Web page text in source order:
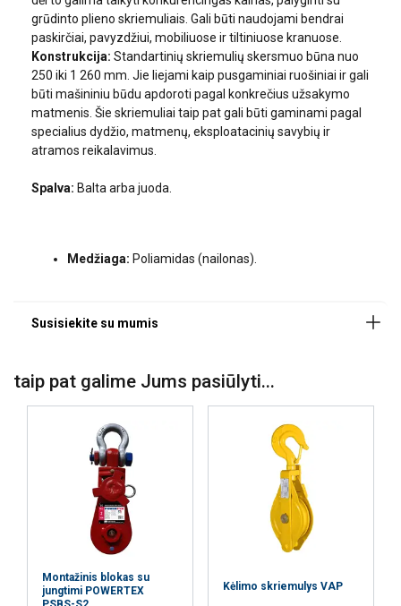
grūdinto plieno skriemuliais. Gali būti naudojami bendrai
paskirčiai, pavyzdžiui, mobiliuose ir tiltiniuose kranuose.
Konstrukcija: Standartinių skriemulių skersmuo būna nuo
250 iki 1 260 mm. Jie liejami kaip pusgaminiai ruošiniai ir gali
būti mašininiu būdu apdoroti pagal konkrečius užsakymo
matmenis. Šie skriemuliai taip pat gali būti gaminami pagal
specialius dydžio, matmenų, eksploatacinių savybių ir
atramos reikalavimus.
Spalva: Balta arba juoda.
Medžiaga: Poliamidas (nailonas).
Vardas
Pavardė
El. paštas
Pateikti užklausą
taip pat galime Jums pasiūlyti...
Montažinis blokas su
jungtimi POWERTEX
Kėlimo skriemulys VAP